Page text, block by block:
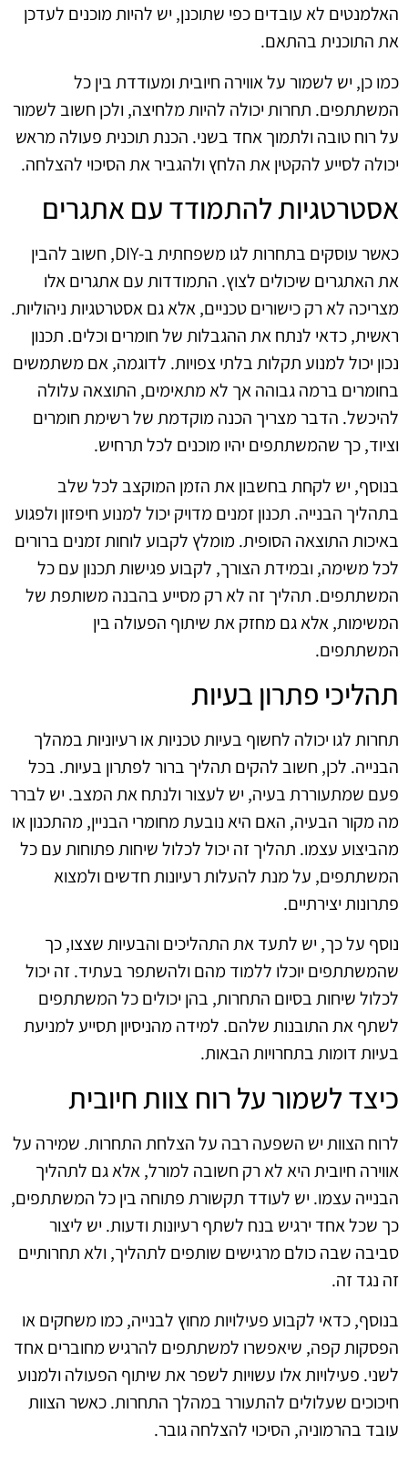
האלמנטים לא עובדים כפי שתוכנן, יש להיות מוכנים לעדכן
את התוכנית בהתאם.
כמו כן, יש לשמור על אווירה חיובית ומעודדת בין כל
המשתתפים. תחרות יכולה להיות מלחיצה, ולכן חשוב לשמור
על רוח טובה ולתמוך אחד בשני. הכנת תוכנית פעולה מראש
יכולה לסייע להקטין את הלחץ ולהגביר את הסיכוי להצלחה.
אסטרטגיות להתמודד עם אתגרים
כאשר עוסקים בתחרות לגו משפחתית ב-DIY, חשוב להבין
את האתגרים שיכולים לצוץ. התמודדות עם אתגרים אלו
מצריכה לא רק כישורים טכניים, אלא גם אסטרטגיות ניהוליות.
ראשית, כדאי לנתח את ההגבלות של חומרים וכלים. תכנון
נכון יכול למנוע תקלות בלתי צפויות. לדוגמה, אם משתמשים
בחומרים ברמה גבוהה אך לא מתאימים, התוצאה עלולה
להיכשל. הדבר מצריך הכנה מוקדמת של רשימת חומרים
וציוד, כך שהמשתתפים יהיו מוכנים לכל תרחיש.
בנוסף, יש לקחת בחשבון את הזמן המוקצב לכל שלב
בתהליך הבנייה. תכנון זמנים מדויק יכול למנוע חיפזון ולפגוע
באיכות התוצאה הסופית. מומלץ לקבוע לוחות זמנים ברורים
לכל משימה, ובמידת הצורך, לקבוע פגישות תכנון עם כל
המשתתפים. תהליך זה לא רק מסייע בהבנה משותפת של
המשימות, אלא גם מחזק את שיתוף הפעולה בין
המשתתפים.
תהליכי פתרון בעיות
תחרות לגו יכולה לחשוף בעיות טכניות או רעיוניות במהלך
הבנייה. לכן, חשוב להקים תהליך ברור לפתרון בעיות. בכל
פעם שמתעוררת בעיה, יש לעצור ולנתח את המצב. יש לברר
מה מקור הבעיה, האם היא נובעת מחומרי הבניין, מהתכנון או
מהביצוע עצמו. תהליך זה יכול לכלול שיחות פתוחות עם כל
המשתתפים, על מנת להעלות רעיונות חדשים ולמצוא
פתרונות יצירתיים.
נוסף על כך, יש לתעד את התהליכים והבעיות שצצו, כך
שהמשתתפים יוכלו ללמוד מהם ולהשתפר בעתיד. זה יכול
לכלול שיחות בסיום התחרות, בהן יכולים כל המשתתפים
לשתף את התובנות שלהם. למידה מהניסיון תסייע למניעת
בעיות דומות בתחרויות הבאות.
כיצד לשמור על רוח צוות חיובית
לרוח הצוות יש השפעה רבה על הצלחת התחרות. שמירה על
אווירה חיובית היא לא רק חשובה למורל, אלא גם לתהליך
הבנייה עצמו. יש לעודד תקשורת פתוחה בין כל המשתתפים,
כך שכל אחד ירגיש בנח לשתף רעיונות ודעות. יש ליצור
סביבה שבה כולם מרגישים שותפים לתהליך, ולא תחרותיים
זה נגד זה.
בנוסף, כדאי לקבוע פעילויות מחוץ לבנייה, כמו משחקים או
הפסקות קפה, שיאפשרו למשתתפים להרגיש מחוברים אחד
לשני. פעילויות אלו עשויות לשפר את שיתוף הפעולה ולמנוע
חיכוכים שעלולים להתעורר במהלך התחרות. כאשר הצוות
עובד בהרמוניה, הסיכוי להצלחה גובר.